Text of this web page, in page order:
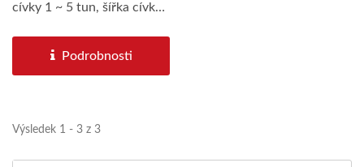
cívky 1 ~ 5 tun, šířka cívky
Podrobnosti
Výsledek 1 - 3 z 3